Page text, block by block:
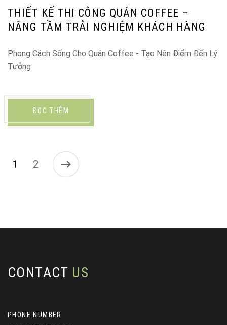
THIẾT KẾ THI CÔNG QUÁN COFFEE –
NÂNG TẦM TRẢI NGHIỆM KHÁCH HÀNG
Phong Cách Sống Cho Quán Coffee - Tạo Nên Điểm Đến Lý
Tưởng
ĐỌC THÊM
1 2
CONTACT US
PHONE NUMBER